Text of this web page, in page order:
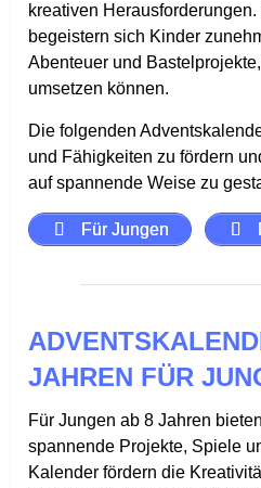
kreativen
begeistern sich Kinder
Abenteuer und
umsetzen können.
Die folgenden
und Fähigkeiten zu fördern
auf spannende Weise zu
Für Jungen
JAHREN FÜR
Für Jungen ab 8 Jahren
spannende Projekte, Spiele
Kalender fördern die